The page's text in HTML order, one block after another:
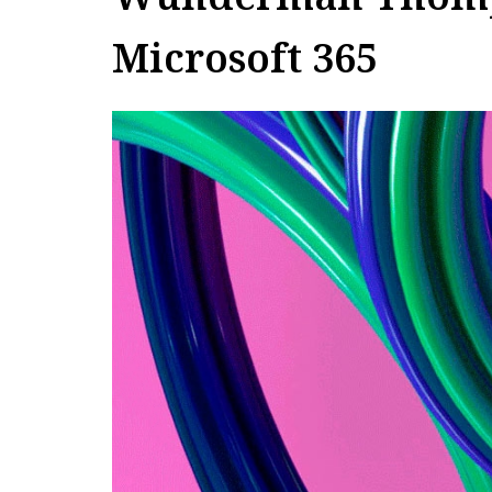
Microsoft 365